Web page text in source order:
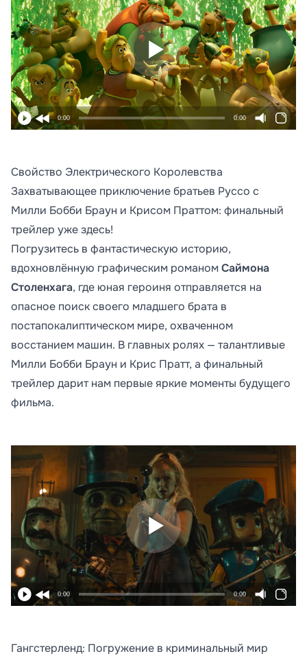
0:00 0:00
Свойство Электрического Королевства
Захватывающее приключение братьев Руссо с
Милли Бобби Браун и Крисом Праттом: финальный
трейлер уже здесь!
Погрузитесь в фантастическую историю,
вдохновлённую графическим романом Саймона
Столенхага, где юная героиня отправляется на
опасное поиск своего младшего брата в
постапокалиптическом мире, охваченном
восстанием машин. В главных ролях — талантливые
Милли Бобби Браун и Крис Пратт, а финальный
трейлер дарит нам первые яркие моменты будущего
фильма.
0:00 0:00
Гангстерленд: Погружение в криминальный мир